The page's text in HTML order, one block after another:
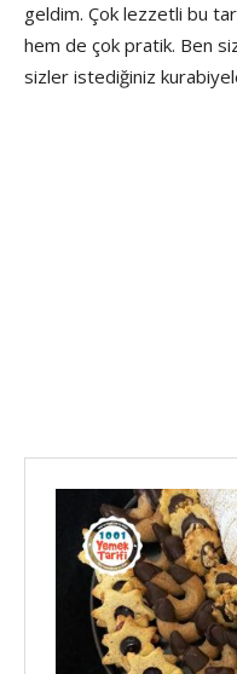
geldim. Çok lezzetli bu
hem de çok pratik. Ben
sizler istediğiniz